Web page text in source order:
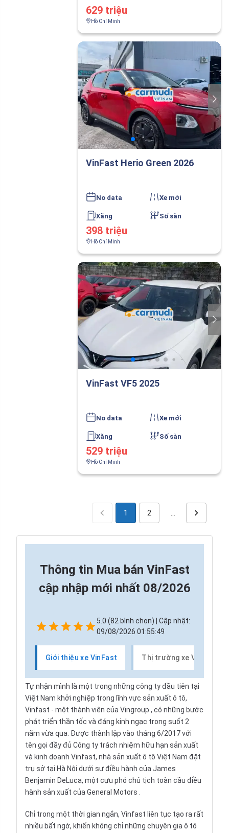
629 triệu
Hồ Chí Minh
VinFast Herio Green 2026
No data Xe mới
Xăng Số sàn
398 triệu
Hồ Chí Minh
VinFast VF5 2025
No data Xe mới
Xăng Số sàn
529 triệu
Hồ Chí Minh
1 2
Thông tin Mua bán VinFast
cập nhập mới nhất 08/2026
5.0 (82 bình chọn) | Cập nhật:
09/08/2026 01:55:49
Giới thiệu xe VinFast Thị trường xe VinFast
Tự nhận mình là một trong những công ty đầu tiên tại
Việt Nam khởi nghiệp trong lĩnh vực sản xuất ô tô,
Vinfast - một thành viên của Vingroup , có những bước
phát triển thần tốc và đáng kinh ngạc trong suốt 2
năm vừa qua. Được thành lập vào tháng 6/2017 với
tên gọi đầy đủ Công ty trách nhiệm hữu hạn sản xuất
và kinh doanh Vinfast, nhà sản xuất ô tô Việt Nam đặt
trụ sở tại Hà Nội dưới sự điều hành của James
Benjamin DeLuca, một cựu phó chủ tịch toàn cầu điều
hành sản xuất của General Motors
Chỉ trong một thời gian ngắn, Vinfast liên tục tạo ra rất
nhiều bất ngờ, khiến không chỉ những chuyên gia ô tô